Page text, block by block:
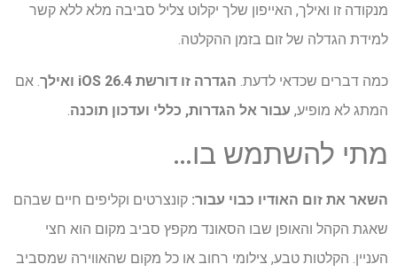
מנקודה זו ואילך, האייפון שלך יקלוט צליל סביבה מלא ללא קשר
למידת הגדלה של זום בזמן ההקלטה.
כמה דברים שכדאי לדעת. הגדרה זו דורשת iOS 26.4 ואילך
. אם
המתג לא מופיע, עבור אל הגדרות, כללי ועדכון תוכנה.
מתי להשתמש בו…
השאר את זום האודיו כבוי עבור: קונצרטים וקליפים חיים שבהם
שאגת הקהל והאופן שבו הסאונד מקפץ סביב מקום הוא חצי
העניין. הקלטות טבע, צילומי רחוב או כל מקום שהאווירה שמסביב